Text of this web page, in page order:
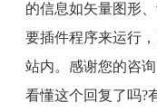
的信息如矢量图形
要插件程序来运行
站内。感谢您的咨询
看懂这个回复了吗?